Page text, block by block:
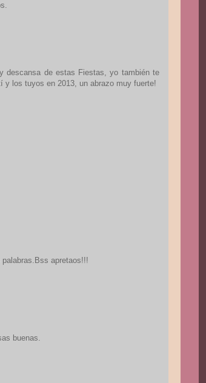
descansa de estas Fiestas, yo también te
y los tuyos en 2013, un abrazo muy fuerte!
apretaos!!!
buenas.